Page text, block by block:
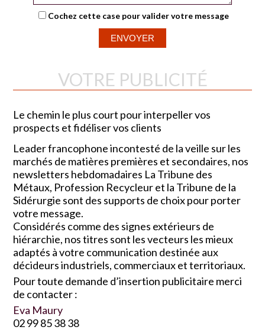
Cochez cette case pour valider votre message
VOTRE PUBLICITÉ
Le chemin le plus court pour interpeller vos
prospects et fidéliser vos clients
Leader francophone incontesté de la veille sur les
marchés de matières premières et secondaires, nos
newsletters hebdomadaires La Tribune des
Métaux, Profession Recycleur et la Tribune de la
Sidérurgie sont des supports de choix pour porter
votre message.
Considérés comme des signes extérieurs de
hiérarchie, nos titres sont les vecteurs les mieux
adaptés à votre communication destinée aux
décideurs industriels, commerciaux et territoriaux.
Pour toute demande d’insertion publicitaire merci
de contacter :
Eva Maury
02 99 85 38 38